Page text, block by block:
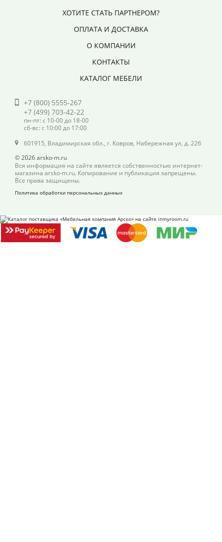
ХОТИТЕ СТАТЬ ПАРТНЕРОМ?
ОПЛАТА И ДОСТАВКА
О КОМПАНИИ
КОНТАКТЫ
КАТАЛОГ МЕБЕЛИ
+7 (800) 5555-267
+7 (499) 703-42-22
пн-пт: с 10-00 до 18-00
сб-вс: с 10:00 до 17:00
601915, Владимирская обл., г. Ковров, Набережная ул, д. 22б
© 2026 arsko-m.ru
Вся информация на сайте является собственностью интернет-
магазина arsko-m.ru. Копирование и публикация запрещены.
Все права защищены.
Политика обработки персональных данных